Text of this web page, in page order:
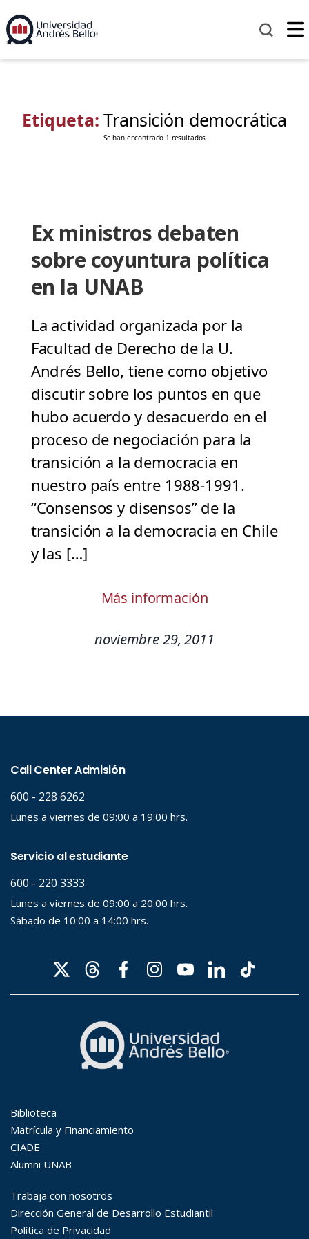
Etiqueta:Transición democrática
Se han encontrado 1 resultados
Ex ministros debaten
sobre coyuntura política
en la UNAB
La actividad organizada por la
Facultad de Derecho de la U.
Andrés Bello, tiene como objetivo
discutir sobre los puntos en que
hubo acuerdo y desacuerdo en el
proceso de negociación para la
transición a la democracia en
nuestro país entre 1988-1991.
“Consensos y disensos” de la
transición a la democracia en Chile
y las […]
Más información
noviembre 29, 2011